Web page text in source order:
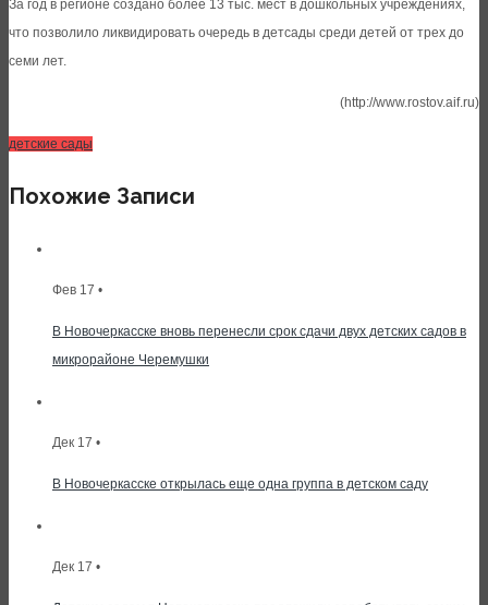
За год в регионе создано более 13 тыс. мест в дошкольных учреждениях,
что позволило ликвидировать очередь в детсады среди детей от трех до
семи лет.
(http://www.rostov.aif.ru)
детские сады
Похожие Записи
Фев 17 •
В Новочеркасске вновь перенесли срок сдачи двух детских садов в
микрорайоне Черемушки
Дек 17 •
В Новочеркасске открылась еще одна группа в детском саду
Дек 17 •